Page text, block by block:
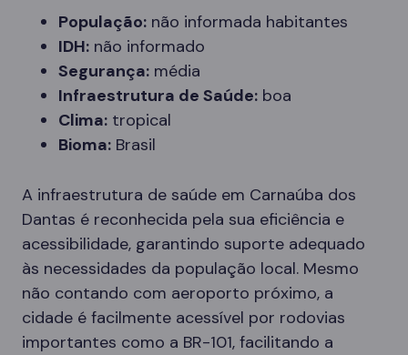
População: não informada habitantes
IDH: não informado
Segurança: média
Infraestrutura de Saúde: boa
Clima: tropical
Bioma: Brasil
A infraestrutura de saúde em Carnaúba dos
Dantas é reconhecida pela sua eficiência e
acessibilidade, garantindo suporte adequado
às necessidades da população local. Mesmo
não contando com aeroporto próximo, a
cidade é facilmente acessível por rodovias
importantes como a BR-101, facilitando a